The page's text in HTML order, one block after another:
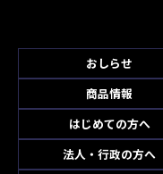
おしらせ
商品情報
はじめての方へ
法人・行政の方へ